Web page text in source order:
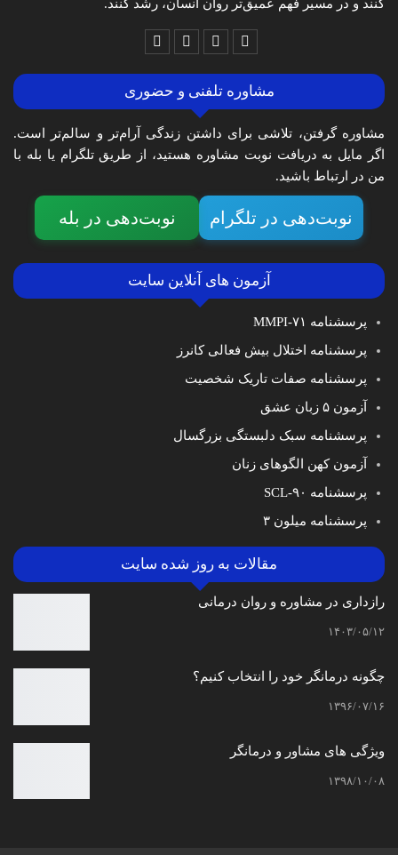
کنند و در مسیر فهم عمیق‌تر روان انسان، رشد کنند.
مشاوره تلفنی و حضوری
مشاوره گرفتن، تلاشی برای داشتن زندگی آرام‌تر و سالم‌تر است.
اگر مایل به دریافت نوبت مشاوره هستید، از طریق تلگرام یا بله با
من در ارتباط باشید.
نوبت‌دهی در تلگرام نوبت‌دهی در بله
آزمون های آنلاین سایت
پرسشنامه MMPI-۷۱
پرسشنامه اختلال بیش فعالی کانرز
پرسشنامه صفات تاریک شخصیت
آزمون ۵ زبان عشق
پرسشنامه سبک دلبستگی بزرگسال
آزمون کهن الگوهای زنان
پرسشنامه SCL-۹۰
پرسشنامه میلون ۳
مقالات به روز شده سایت
رازداری در مشاوره و روان درمانی
۱۴۰۳/۰۵/۱۲
چگونه درمانگر خود را انتخاب کنیم؟
۱۳۹۶/۰۷/۱۶
ویژگی های مشاور و درمانگر
۱۳۹۸/۱۰/۰۸